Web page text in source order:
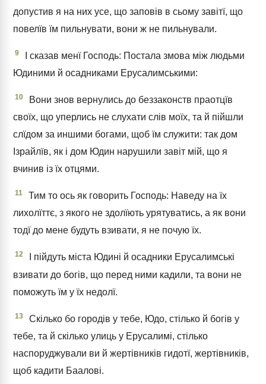
допустив я на них усе, що заповів в сьому завітї, що
повелїв їм пильнувати, вони ж не пильнували.
9
І сказав менї Господь: Постала змова між людьми
Юдиними й осадниками Ерусалимськими:
10
Вони знов вернулись до беззаконств праотцїв
своїх, що уперлись не слухати слів моїх, та й пійшли
слїдом за иншими богами, щоб їм служити: так дом
Ізрайлїв, як і дом Юдин нарушили завіт мій, що я
вчинив із їх отцями.
11
Тим то ось як говорить Господь: Наведу на їх
лихолїттє, з якого не здолїють урятуватись, а як вони
тодї до мене будуть взивати, я не почую їх.
12
І пійдуть міста Юдині й осадники Ерусалимські
взивати до богів, що перед ними кадили, та вони не
поможуть їм у їх недолї.
13
Скілько бо городів у тебе, Юдо, стілько й богів у
тебе, та й скілько улиць у Ерусалимі, стілько
наспоруджували ви й жертівників гидотї, жертівників,
щоб кадити Баалові.